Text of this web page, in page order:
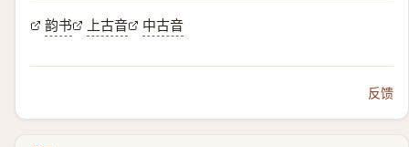
韵书 上古音 中古音
反馈